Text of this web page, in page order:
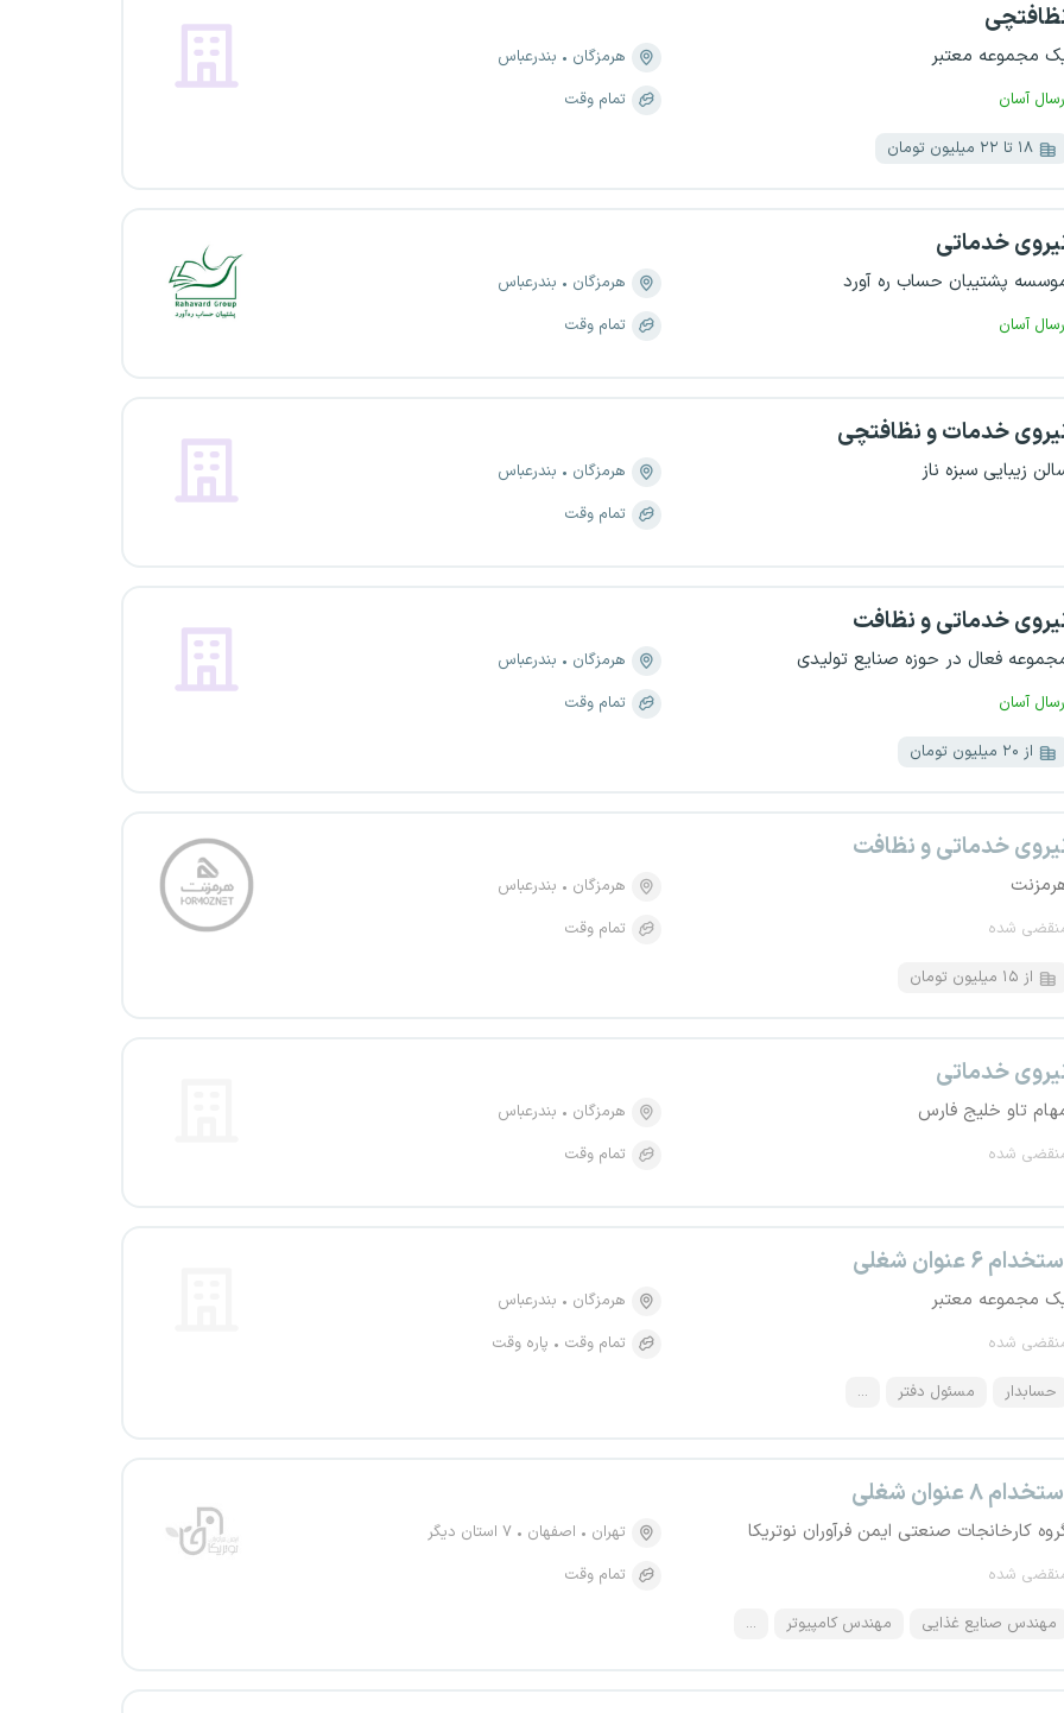
مجموعه معتبر
آسان
هرمزگان
بندرعباس
تمام وقت
۱۸ تا ۲۲ میلیون تومان
خدماتی
پشتیبان حساب ره آورد
آسان
هرمزگان
بندرعباس
تمام وقت
خدمات و نظافتچی
زیبایی سبزه ناز هرمزگان
بندرعباس
تمام وقت
خدماتی و نظافت
فعال در حوزه صنایع تولیدی
آسان
هرمزگان
بندرعباس
تمام وقت
از ۲۰ میلیون تومان
خدماتی و نظافت
شده
هرمزگان
بندرعباس
تمام وقت
از ۱۵ میلیون تومان
خدماتی
تاو خلیج فارس
شده
هرمزگان
بندرعباس
تمام وقت
۶ عنوان شغلی
مجموعه معتبر
شده
هرمزگان
بندرعباس
تمام وقت
پاره وقت
حسابدار مسئول دفتر ...
۸ عنوان شغلی
کارخانجات صنعتی ایمن فرآوران نوتریکا
شده
تهران اصفهان
۷ استان دیگر
تمام وقت
مهندس صنایع غذایی مهندس کامپیوتر ...